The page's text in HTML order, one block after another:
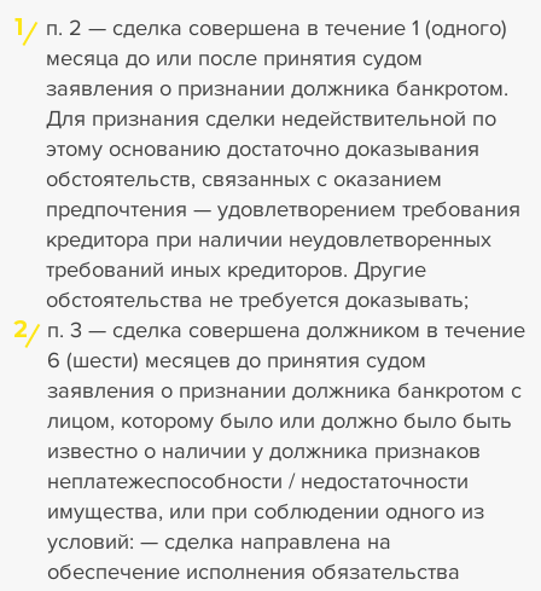
1
п. 2 — сделка совершена в течение 1 (одного)
месяца до или после принятия судом
заявления о признании должника банкротом.
Для признания сделки недействительной по
этому основанию достаточно доказывания
обстоятельств, связанных с оказанием
предпочтения — удовлетворением требования
кредитора при наличии неудовлетворенных
требований иных кредиторов. Другие
обстоятельства не требуется доказывать;
2
п. 3 — сделка совершена должником в течение
6 (шести) месяцев до принятия судом
заявления о признании должника банкротом с
лицом, которому было или должно было быть
известно о наличии у должника признаков
неплатежеспособности / недостаточности
имущества, или при соблюдении одного из
условий: — сделка направлена на
обеспечение исполнения обязательства